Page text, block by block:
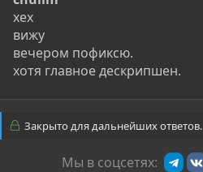
хех
вижу
вечером пофиксю.
хотя главное дескрипшен.
Закрыто для дальнейших ответов.
Мы в соцсетях: